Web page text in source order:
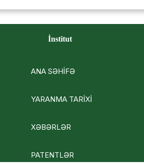
İnstitut
ANA SƏHİFƏ
YARANMA TARİXİ
XƏBƏRLƏR
PATENTLƏR